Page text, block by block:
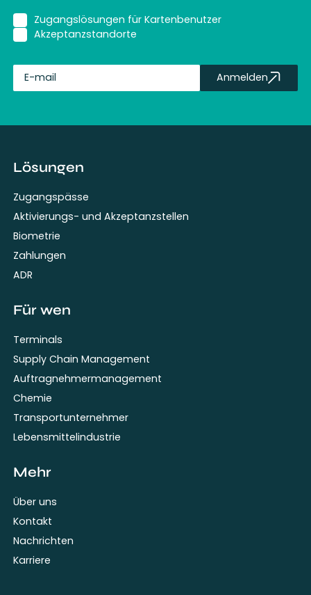
Zugangslösungen für Kartenbenutzer
Akzeptanzstandorte
Anmelden
Lösungen
Zugangspässe
Aktivierungs- und Akzeptanzstellen
Biometrie
Zahlungen
ADR
Für wen
Terminals
Supply Chain Management
Auftragnehmermanagement
Chemie
Transportunternehmer
Lebensmittelindustrie
Mehr
Über uns
Kontakt
Nachrichten
Karriere